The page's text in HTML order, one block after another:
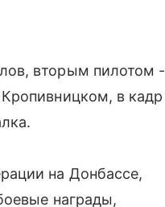
вторым пилотом -
в кадр
на Донбассе,
награды,